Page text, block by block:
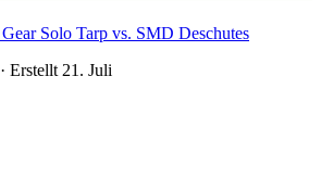
Gear Solo Tarp vs. SMD Deschutes
· Erstellt 21. Juli